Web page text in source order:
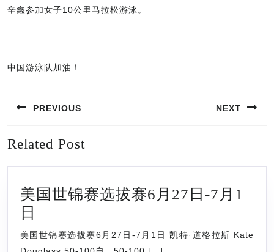
辛鑫参加女子10公里马拉松游泳。
中国游泳队加油！
章
航
PREVIOUS
post:
NEXT
Related Post
美国世锦赛选拔赛6月27日-7月1
日
国
美国世锦赛选拔赛6月27日-7月1日 凯特·道格拉斯 Kate